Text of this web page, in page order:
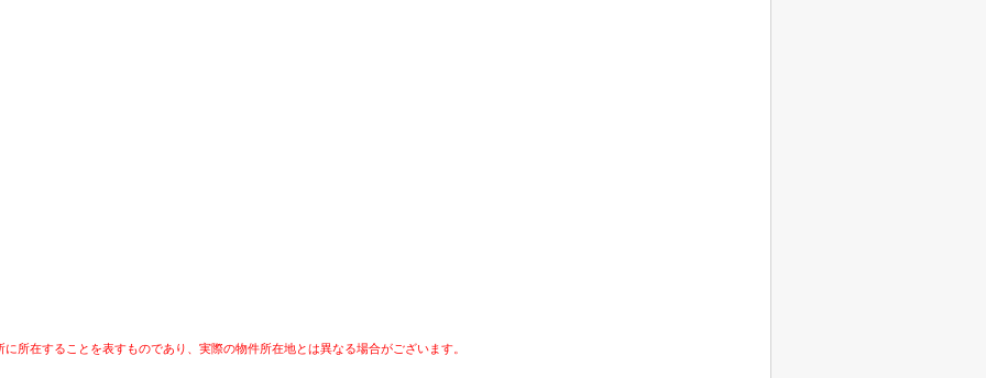
所在することを表すものであり、実際の物件所在地とは異なる場合がございます。